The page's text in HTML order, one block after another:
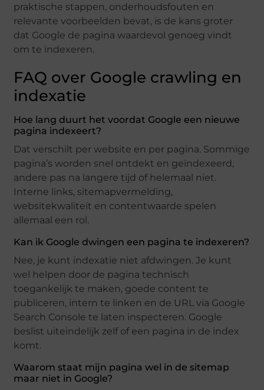
praktische stappen, onderhoudsfouten en
relevante voorbeelden bevat, is de kans groter
dat Google de pagina waardevol genoeg vindt
om te indexeren.
FAQ over Google crawling en
indexatie
Hoe lang duurt het voordat Google een nieuwe
pagina indexeert?
Dat verschilt per website en per pagina. Sommige
pagina’s worden snel ontdekt en geïndexeerd,
andere pas na langere tijd of helemaal niet.
Interne links, sitemapvermelding,
websitekwaliteit en contentwaarde spelen
allemaal een rol.
Kan ik Google dwingen een pagina te indexeren?
Nee, je kunt indexatie niet afdwingen. Je kunt
wel helpen door de pagina technisch
toegankelijk te maken, goede content te
publiceren, intern te linken en de URL via Google
Search Console te laten inspecteren. Google
beslist uiteindelijk zelf of een pagina in de index
komt.
Waarom staat mijn pagina wel in de sitemap
maar niet in Google?